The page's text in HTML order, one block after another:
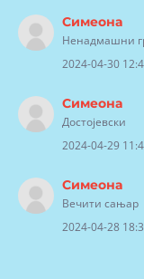
Симеона
Ненадмашни
2024-04-30
Симеона
Достојевски
2024-04-29
Симеона
Вечити сањар
2024-04-28